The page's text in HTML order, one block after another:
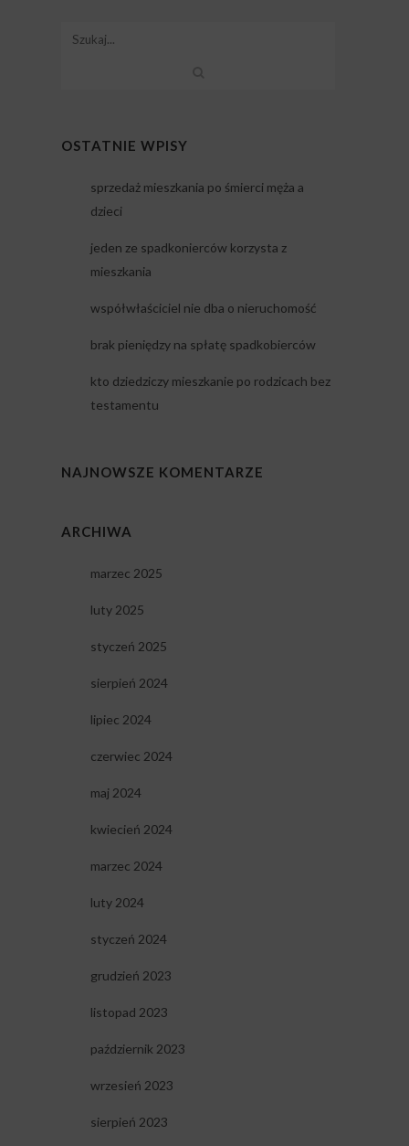
OSTATNIE WPISY
sprzedaż mieszkania po śmierci męża a
dzieci
jeden ze spadkonierców korzysta z
mieszkania
współwłaściciel nie dba o nieruchomość
brak pieniędzy na spłatę spadkobierców
kto dziedziczy mieszkanie po rodzicach bez
testamentu
NAJNOWSZE KOMENTARZE
ARCHIWA
marzec 2025
luty 2025
styczeń 2025
sierpień 2024
lipiec 2024
czerwiec 2024
maj 2024
kwiecień 2024
marzec 2024
luty 2024
styczeń 2024
grudzień 2023
listopad 2023
październik 2023
wrzesień 2023
sierpień 2023